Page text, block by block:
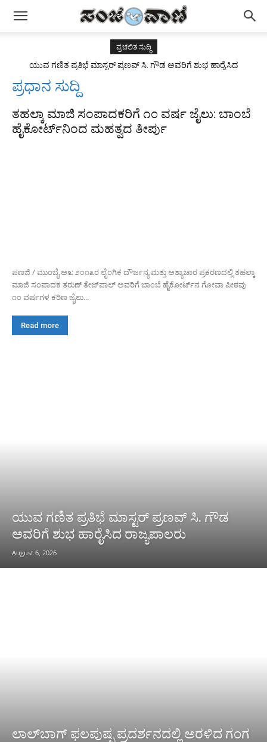
ಪ್ರಚಲಿತ ಸುದ್ಧಿ
ಯುವ ಗಣಿತ ಪ್ರತಿಭೆ ಮಾಸ್ಟರ್ ಪ್ರಣವ್ ಸಿ. ಗೌಡ ಅವರಿಗೆ ಶುಭ ಹಾರೈಸಿದ
ಪ್ರಧಾನ ಸುದ್ದಿ
ತಹಲ್ಕಾ ಮಾಜಿ ಸಂಪಾದಕರಿಗೆ ೧೦ ವರ್ಷ ಜೈಲು: ಬಾಂಬೆ
ಹೈಕೋರ್ಟ್‌ನಿಂದ ಮಹತ್ವದ ತೀರ್ಪು
ಪಣಜಿ / ಮುಂಬೈ ಅ೬: ೨೦೧೩ರ ಲೈಂಗಿಕ ದೌರ್ಜನ್ಯ ಮತ್ತು ಅತ್ಯಾಚಾರ ಪ್ರಕರಣದಲ್ಲಿ ತಹಲ್ಕಾ
ಮಾಜಿ ಸಂಪಾದಕ ತರುಣ್ ತೇಜ್‌ಪಾಲ್ ಅವರಿಗೆ ಬಾಂಬೆ ಹೈಕೋರ್ಟ್‌ನ ಗೋವಾ ಪೀಠವು
೧೦ ವರ್ಷಗಳ ಕಠಿಣ ಜೈಲು...
Read more
ಯುವ ಗಣಿತ ಪ್ರತಿಭೆ ಮಾಸ್ಟರ್ ಪ್ರಣವ್ ಸಿ. ಗೌಡ
ಅವರಿಗೆ ಶುಭ ಹಾರೈಸಿದ ರಾಜ್ಯಪಾಲರು
August 6, 2026
ಲಾಲ್‌ಬಾಗ್ ಫಲಪುಷ್ಪ ಪ್ರದರ್ಶನದಲ್ಲಿ ಅರಳಿದ ಗಂಗ